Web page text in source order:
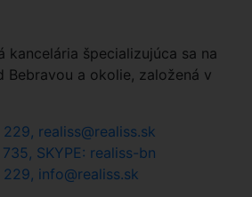
kancelária špecializujúca sa na
Bebravou a okolie, založená v
realiss@realiss.sk
SKYPE: realiss-bn
229, info@realiss.sk